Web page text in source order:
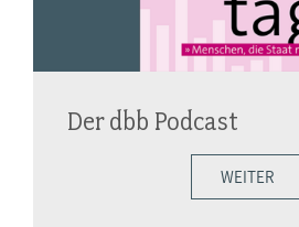
Der dbb Podcast
WEITER